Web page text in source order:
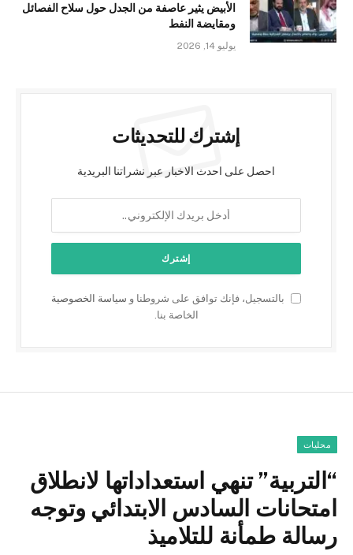
الأبيض يثير عاصفة من الجدل حول سلاح الفصائل
ومقايضة النفط
يوليو 14, 2026
إشترك للتحديثات
احصل على احدث الاخبار عبر نشراتنا البريدية
بالتسجيل، فإنك توافق على شروطنا و سياسة الخصوصية
الخاصة بنا.
محليات
“التربية” تنهي استعداداتها لانطلاق
امتحانات السادس الابتدائي وتوجه
رسالة طمأنة للتلاميذ